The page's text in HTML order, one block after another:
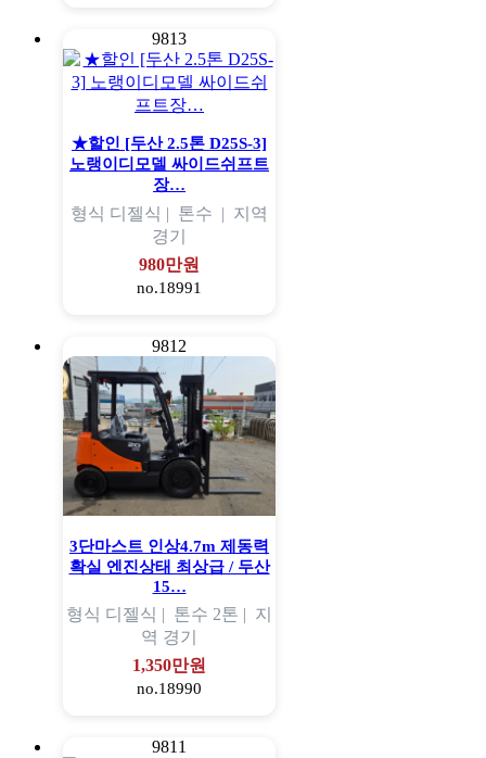
9813
★할인 [두산 2.5톤 D25S-3]
노랭이디모델 싸이드쉬프트
장…
형식 디젤식 | 톤수 | 지역
경기
980만원
no.18991
9812
3단마스트 인상4.7m 제동력
확실 엔진상태 최상급 / 두산
15…
형식 디젤식 | 톤수 2톤 | 지
역 경기
1,350만원
no.18990
9811